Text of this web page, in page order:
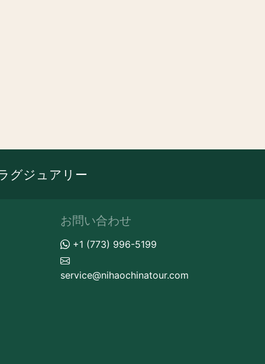
グジュアリー
お問い合わせ
+1 (773) 996-5199
service@nihaochinatour.com